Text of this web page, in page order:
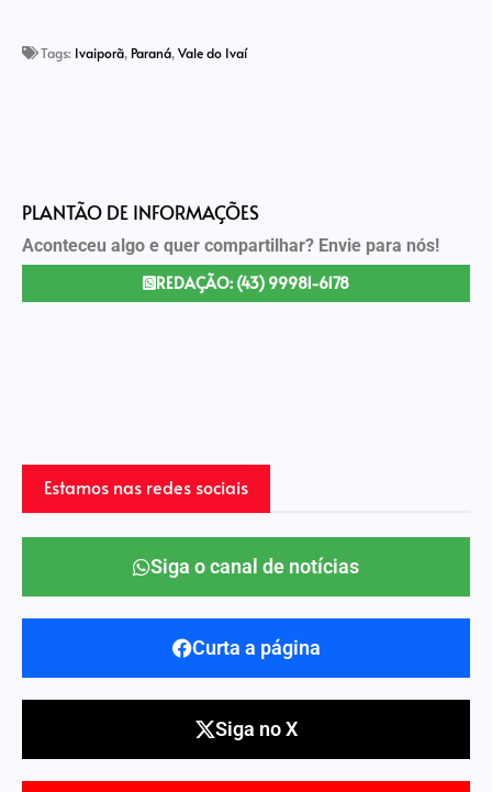
Tags: Ivaiporã, Paraná,Vale do Ivaí
PLANTÃO DE INFORMAÇÕES
Aconteceu algo e quer compartilhar? Envie para nós!
REDAÇÃO: (43) 99981-6178
Estamos nas redes sociais
Siga o canal de notícias
Curta a página
Siga no X